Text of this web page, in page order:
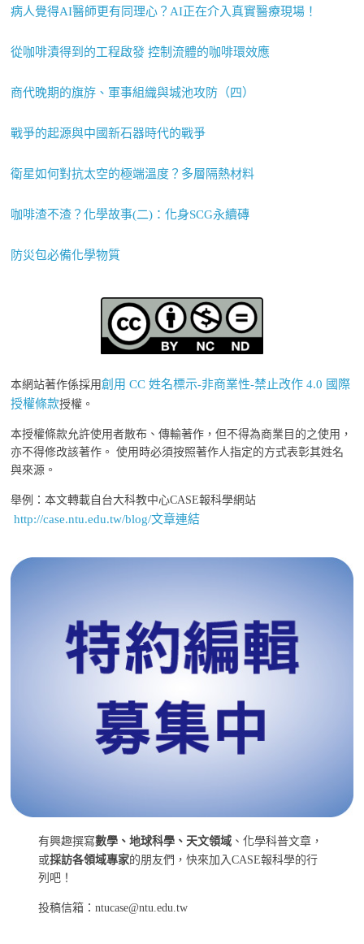
病人覺得AI醫師更有同理心？AI正在介入真實醫療現場！
從咖啡漬得到的工程啟發 控制流體的咖啡環效應
商代晚期的旗斿、軍事組織與城池攻防（四）
戰爭的起源與中國新石器時代的戰爭
衛星如何對抗太空的極端溫度？多層隔熱材料
咖啡渣不渣？化學故事(二)：化身SCG永續磚
防災包必備化學物質
本網站著作係採用創用 CC 姓名標示-非商業性-禁止改作 4.0 國際
授權條款授權。
本授權條款允許使用者散布、傳輸著作，但不得為商業目的之使用，
亦不得修改該著作。 使用時必須按照著作人指定的方式表彰其姓名
與來源。
舉例：本文轉載自台大科教中心CASE報科學網站
http://case.ntu.edu.tw/blog/文章連結
有興趣撰寫數學、地球科學、天文領域 、化學科普文章，
或採訪各領域專家的朋友們，快來加入CASE報科學的行
列吧！
投稿信箱：ntucase@ntu.edu.tw